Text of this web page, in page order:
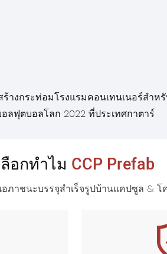
ร้างกระท่อมโรงแรมคอนเทนเนอร์สำห
ลฟุตบอลโลก 2022 ที่ประเทศกาตาร์
ลือกทำไม CCP Prefab
ภาชนะบรรจุสำเร็จรูปบ้านแคปซูล & โ